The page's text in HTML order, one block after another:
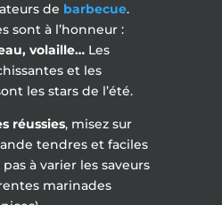
de barbecue.
sont à l’honneur :
volaille… Les
et les
les stars de l’été.
réussies, misez sur
tendres et faciles
pas à varier les saveurs
marinades